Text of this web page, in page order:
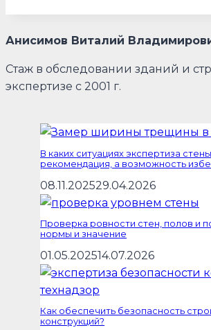
Анисимов Виталий
Стаж в обследовании зданий и
экспертизе с 2001 г.
В каких ситуациях экспертиза
рекомендация, а возможность
08.11.202529.04.2026
Проверка ровности стен, полов и
нормы и значение
01.05.202514.07.2026
Как обеспечить безопасность
конструкций?